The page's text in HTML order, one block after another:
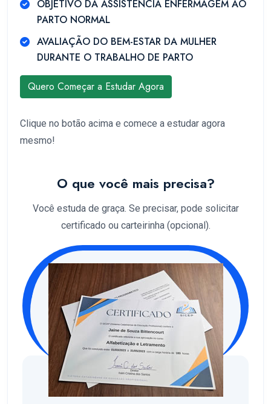
OBJETIVO DA ASSISTÊNCIA ENFERMAGEM AO
PARTO NORMAL
AVALIAÇÃO DO BEM-ESTAR DA MULHER
DURANTE O TRABALHO DE PARTO
Quero Começar a Estudar Agora
Clique no botão acima e comece a estudar agora
mesmo!
O que você mais precisa?
Você estuda de graça. Se precisar, pode solicitar
certificado ou carteirinha (opcional).